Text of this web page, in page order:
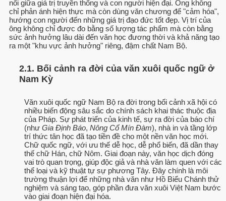
nối giữa giá trị truyền thống và con người hiện đại. Ông không
chỉ phản ánh hiện thực mà còn dùng văn chương để "cảm hóa",
hướng con người đến những giá trị đạo đức tốt đẹp. Vị trí của
ông không chỉ được đo bằng số lượng tác phẩm mà còn bằng
sức ảnh hưởng lâu dài đến văn học đương thời và khả năng tạo
ra một "khu vực ảnh hưởng" riêng, đậm chất Nam Bộ.
2.1. Bối cảnh ra đời của văn xuôi quốc ngữ ở
Nam Kỳ
Văn xuôi quốc ngữ Nam Bộ ra đời trong bối cảnh xã hội có
nhiều biến động sâu sắc do chính sách khai thác thuộc địa
của Pháp. Sự phát triển của kinh tế, sự ra đời của báo chí
(như Gia Định Báo, Nông Cổ Mín Đàm), nhà in và tầng lớp
trí thức tân học đã tạo tiền đề cho một nền văn học mới.
Chữ quốc ngữ, với ưu thế dễ học, dễ phổ biến, đã dần thay
thế chữ Hán, chữ Nôm. Giai đoạn này, văn học dịch đóng
vai trò quan trọng, giúp độc giả và nhà văn làm quen với các
thể loại và kỹ thuật tự sự phương Tây. Đây chính là môi
trường thuận lợi để những nhà văn như Hồ Biểu Chánh thử
nghiệm và sáng tạo, góp phần đưa văn xuôi Việt Nam bước
vào giai đoạn hiện đại hóa.